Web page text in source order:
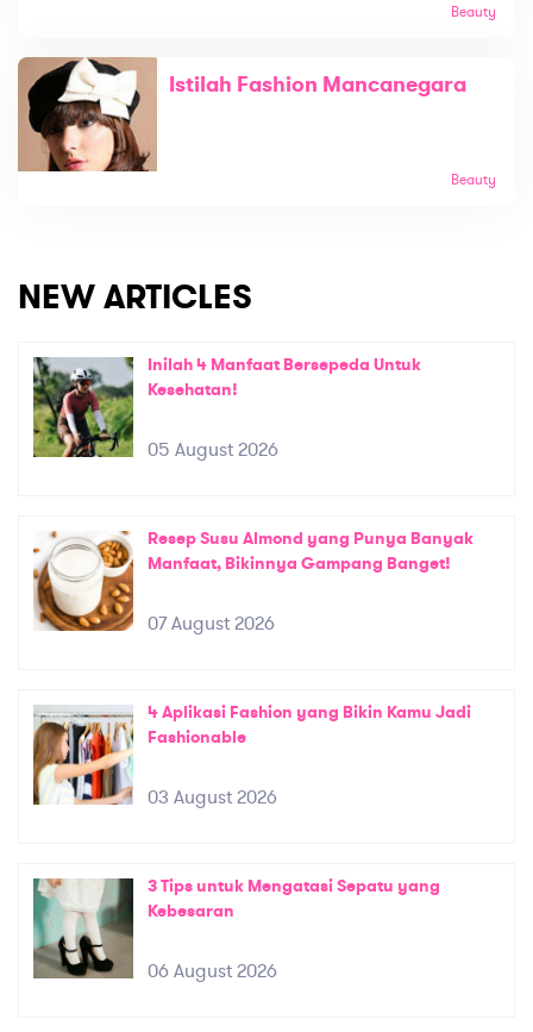
Beauty
Istilah Fashion Mancanegara
Beauty
NEW ARTICLES
Inilah 4 Manfaat Bersepeda Untuk
Kesehatan!
05 August 2026
Resep Susu Almond yang Punya Banyak
Manfaat, Bikinnya Gampang Banget!
07 August 2026
4 Aplikasi Fashion yang Bikin Kamu Jadi
Fashionable
03 August 2026
3 Tips untuk Mengatasi Sepatu yang
Kebesaran
06 August 2026